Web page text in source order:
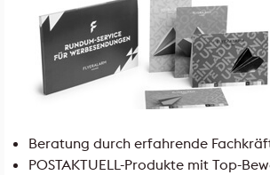
Beratung durch erfahrende
POSTAKTUELL-Produkte mit Top-